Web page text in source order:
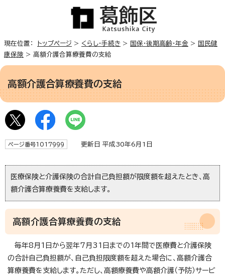
現在位置： トップページ > くらし・手続き > 国保・後期高齢・年金 > 国民健
康保険 > 高額介護合算療養費の支給
高額介護合算療養費の支給
ページ番号1017999 更新日 平成30年6月1日
医療保険と介護保険の合計自己負担額が限度額を超えたとき、高
額介護合算療養費を支給します。
高額介護合算療養費の支給
毎年8月1日から翌年7月31日までの1年間で医療費と介護保険
の合計自己負担額が、自己負担限度額を超えた場合に、高額介護合
算療養費を支給します。ただし、高額療養費や高額介護（予防）サービ